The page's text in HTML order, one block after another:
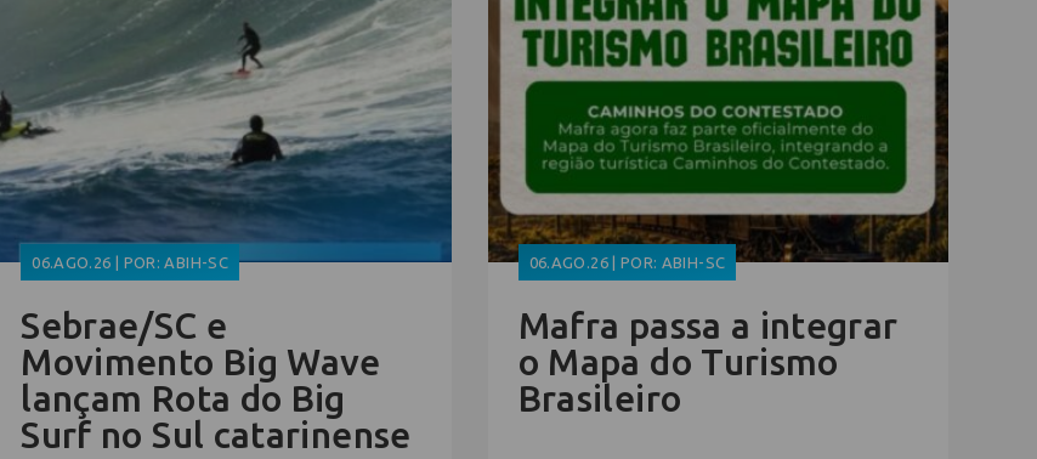
06.AGO.26 | POR: ABIH-SC
Sebrae/SC e
Movimento Big Wave
lançam Rota do Big
Surf no Sul catarinense
06.AGO.26 | POR: ABIH-SC
Mafra passa a integrar
o Mapa do Turismo
Brasileiro